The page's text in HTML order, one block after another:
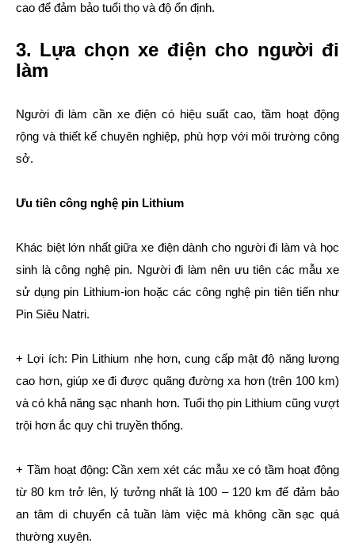
cao để đảm bảo tuổi thọ và độ ổn định.
3. Lựa chọn xe điện cho người đi
làm
Người đi làm cần xe điện có hiệu suất cao, tầm hoạt động
rộng và thiết kế chuyên nghiệp, phù hợp với môi trường công
sở.
Ưu tiên công nghệ pin Lithium
Khác biệt lớn nhất giữa xe điện dành cho người đi làm và học
sinh là công nghệ pin. Người đi làm nên ưu tiên các mẫu xe
sử dụng pin Lithium-ion hoặc các công nghệ pin tiên tiến như
Pin Siêu Natri.
+ Lợi ích: Pin Lithium nhẹ hơn, cung cấp mật độ năng lượng
cao hơn, giúp xe đi được quãng đường xa hơn (trên 100 km)
và có khả năng sạc nhanh hơn. Tuổi thọ pin Lithium cũng vượt
trội hơn ắc quy chì truyền thống.
+ Tầm hoạt động: Cần xem xét các mẫu xe có tầm hoạt động
từ 80 km trở lên, lý tưởng nhất là 100 – 120 km để đảm bảo
an tâm di chuyển cả tuần làm việc mà không cần sạc quá
thường xuyên.